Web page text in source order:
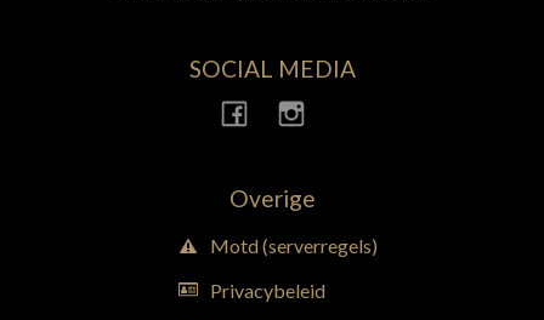
SOCIAL MEDIA
Overige
Motd (serverregels)
Privacybeleid